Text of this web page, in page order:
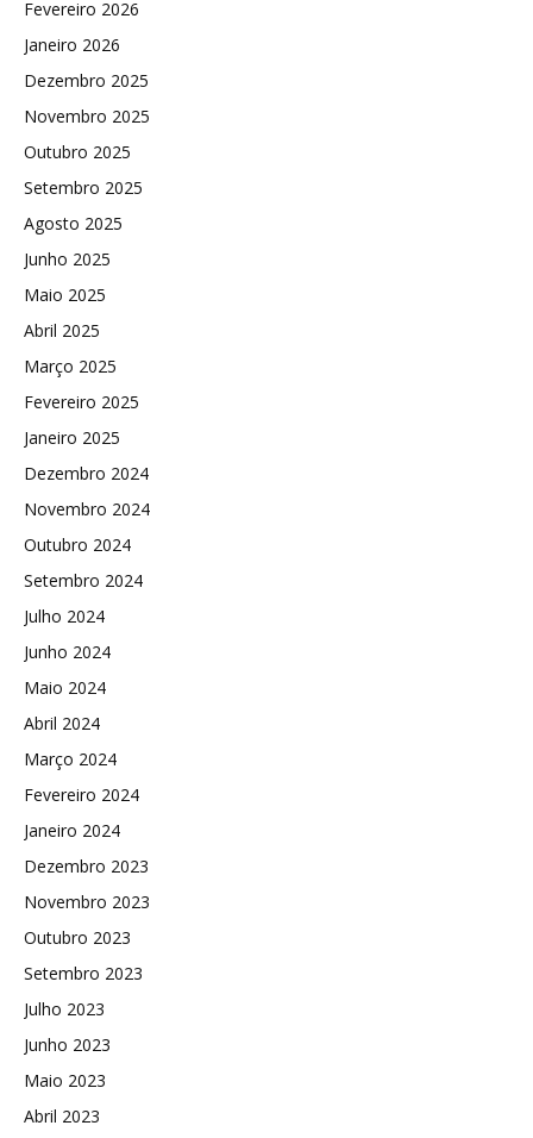
Fevereiro 2026
Janeiro 2026
Dezembro 2025
Novembro 2025
Outubro 2025
Setembro 2025
Agosto 2025
Junho 2025
Maio 2025
Abril 2025
Março 2025
Fevereiro 2025
Janeiro 2025
Dezembro 2024
Novembro 2024
Outubro 2024
Setembro 2024
Julho 2024
Junho 2024
Maio 2024
Abril 2024
Março 2024
Fevereiro 2024
Janeiro 2024
Dezembro 2023
Novembro 2023
Outubro 2023
Setembro 2023
Julho 2023
Junho 2023
Maio 2023
Abril 2023